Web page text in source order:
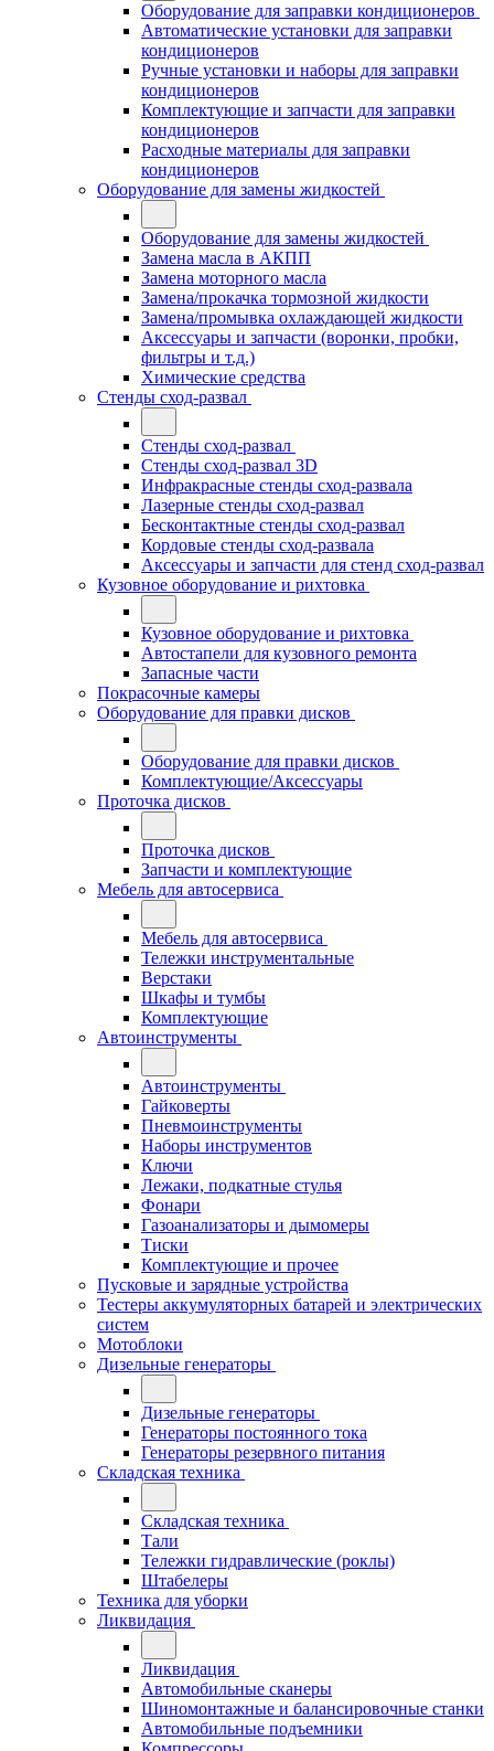
Оборудование для заправки кондиционеров
Автоматические установки для заправки
кондиционеров
Ручные установки и наборы для заправки
кондиционеров
Комплектующие и запчасти для заправки
кондиционеров
Расходные материалы для заправки
кондиционеров
Оборудование для замены жидкостей
Оборудование для замены жидкостей
Замена масла в АКПП
Замена моторного масла
Замена/прокачка тормозной жидкости
Замена/промывка охлаждающей жидкости
Аксессуары и запчасти (воронки, пробки,
фильтры и т.д.)
Химические средства
Стенды сход-развал
Стенды сход-развал
Стенды сход-развал 3D
Инфракрасные стенды сход-развала
Лазерные стенды сход-развал
Бесконтактные стенды сход-развал
Кордовые стенды сход-развала
Аксессуары и запчасти для стенд сход-развал
Кузовное оборудование и рихтовка
Кузовное оборудование и рихтовка
Автостапели для кузовного ремонта
Запасные части
Покрасочные камеры
Оборудование для правки дисков
Оборудование для правки дисков
Комплектующие/Аксессуары
Проточка дисков
Проточка дисков
Запчасти и комплектующие
Мебель для автосервиса
Мебель для автосервиса
Тележки инструментальные
Верстаки
Шкафы и тумбы
Комплектующие
Автоинструменты
Автоинструменты
Гайковерты
Пневмоинструменты
Наборы инструментов
Ключи
Лежаки, подкатные стулья
Фонари
Газоанализаторы и дымомеры
Тиски
Комплектующие и прочее
Пусковые и зарядные устройства
Тестеры аккумуляторных батарей и электрических
систем
Мотоблоки
Дизельные генераторы
Дизельные генераторы
Генераторы постоянного тока
Генераторы резервного питания
Складская техника
Складская техника
Тали
Тележки гидравлические (роклы)
Штабелеры
Техника для уборки
Ликвидация
Ликвидация
Автомобильные сканеры
Шиномонтажные и балансировочные станки
Автомобильные подъемники